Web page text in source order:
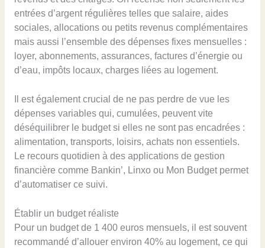
entrées d’argent régulières telles que salaire, aides
sociales, allocations ou petits revenus complémentaires
mais aussi l’ensemble des dépenses fixes mensuelles :
loyer, abonnements, assurances, factures d’énergie ou
d’eau, impôts locaux, charges liées au logement.
Il est également crucial de ne pas perdre de vue les
dépenses variables qui, cumulées, peuvent vite
déséquilibrer le budget si elles ne sont pas encadrées :
alimentation, transports, loisirs, achats non essentiels.
Le recours quotidien à des applications de gestion
financière comme Bankin’, Linxo ou Mon Budget permet
d’automatiser ce suivi.
Établir un budget réaliste
Pour un budget de 1 400 euros mensuels, il est souvent
recommandé d’allouer environ 40% au logement, ce qui